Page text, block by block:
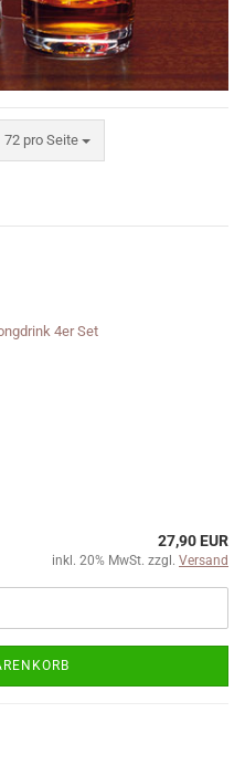
72 pro Seite
pro Seite
27,90 EUR
inkl. 20% MwSt. zzgl. Versand